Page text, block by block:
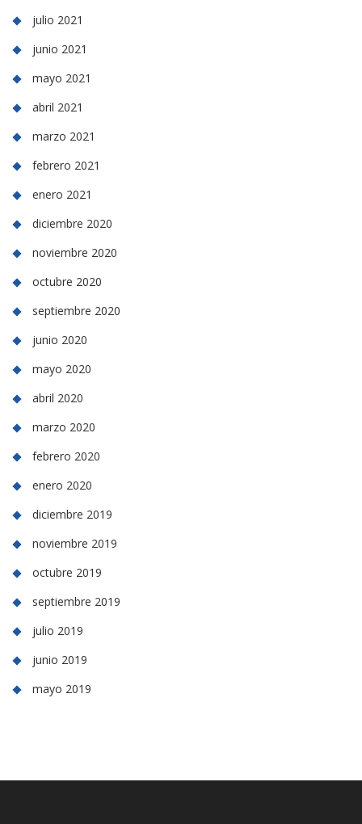
julio 2021
junio 2021
mayo 2021
abril 2021
marzo 2021
febrero 2021
enero 2021
diciembre 2020
noviembre 2020
octubre 2020
septiembre 2020
junio 2020
mayo 2020
abril 2020
marzo 2020
febrero 2020
enero 2020
diciembre 2019
noviembre 2019
octubre 2019
septiembre 2019
julio 2019
junio 2019
mayo 2019